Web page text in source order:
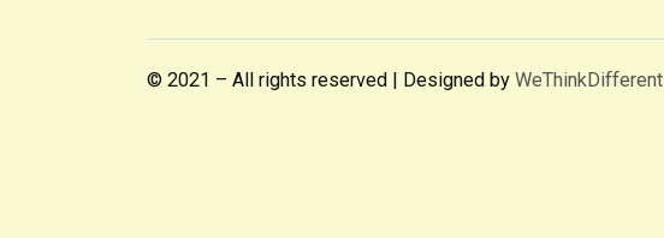
© 2021 – All rights reserved | Designed by WeThinkDifferent